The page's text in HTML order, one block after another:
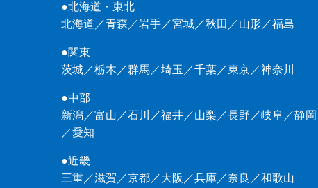
●北海道・東北
北海道 ／青森 ／岩手／宮城／秋田 ／山形／福島
●関東
茨城／栃木 ／群馬／埼玉 ／千葉 ／東京／神奈川
●中部
新潟／富山 ／石川 ／福井／山梨 ／長野 ／岐阜／静岡
／愛知
●近畿
三重／滋賀 ／京都／大阪 ／兵庫 ／奈良 ／和歌山